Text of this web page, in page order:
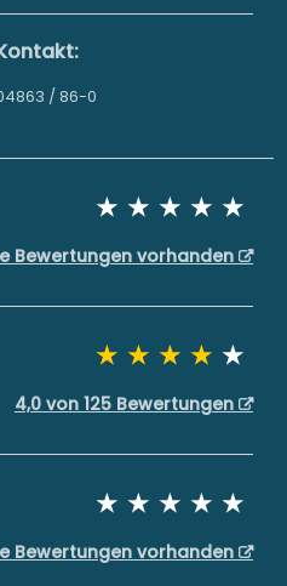
/ 86-0
Bewertungen vorhanden
4,0 von 125 Bewertungen
Bewertungen vorhanden